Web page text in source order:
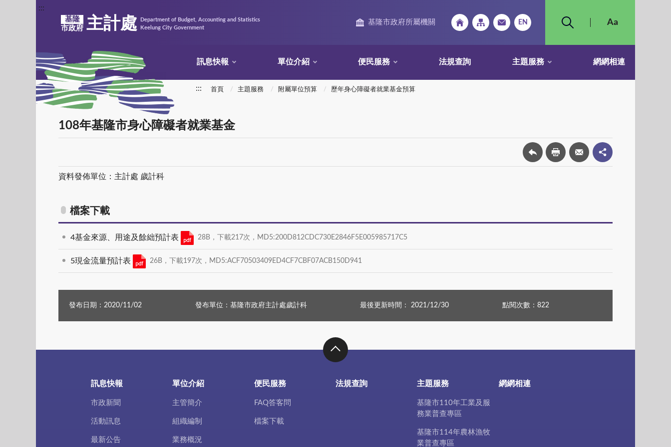
:::
基隆
市政府 主計處
Department of Budget, Accounting and Statistics
Keelung City Government
基隆市政府所屬機關
訊息快報 單位介紹 便民服務 法規查詢 主題服務 網網相連
::: 首頁 主題服務 附屬單位預算 歷年身心障礙者就業基金預算
108年基隆市身心障礙者就業基金
資料發佈單位：主計處 歲計科
檔案下載
4基金來源、用途及餘絀預計表 28B，下載217次，MD5:200D812CDC730E2846F5E005985717C5
5現金流量預計表 26B，下載197次，MD5:ACF70503409ED4CF7CBF07ACB150D941
發布日期：2020/11/02 發布單位：基隆市政府主計處歲計科 最後更新時間： 2021/12/30 點閱次數：822
訊息快報
市政新聞
活動訊息
最新公告
單位介紹
主管簡介
組織編制
業務概況
便民服務
FAQ答客問
檔案下載
法規查詢 主題服務
基隆市110年工業及服
務業普查專區
基隆市114年農林漁牧
業普查專區
網網相連